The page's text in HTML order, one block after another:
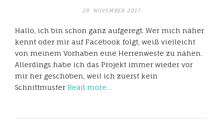
29. NOVEMBER 2017
Hallo, ich bin schon ganz aufgeregt. Wer mich näher
kennt oder mir auf Facebook folgt, weiß vielleicht
von meinem Vorhaben eine Herrenweste zu nähen.
Allerdings habe ich das Projekt immer wieder vor
mir her geschoben, weil ich zuerst kein
Schnittmuster Read more…